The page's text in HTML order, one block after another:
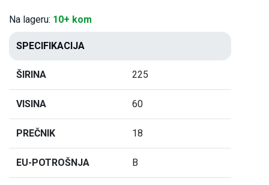
Na lageru: 10+ kom
SPECIFIKACIJA
ŠIRINA 225
VISINA 60
PREČNIK 18
EU-POTROŠNJA B